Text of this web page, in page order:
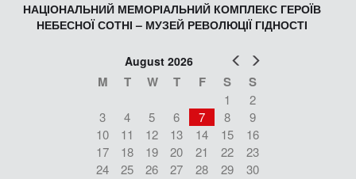
НАЦІОНАЛЬНИЙ МЕМОРІАЛЬНИЙ КОМПЛЕКС ГЕРОЇВ
НЕБЕСНОЇ СОТНІ – МУЗЕЙ РЕВОЛЮЦІЇ ГІДНОСТІ
Prev
August 2026
M T W T F S S
1
2
3
4 5 6 7 8
9
10
11 12 13 14 15
16
17
18 19 20 21 22
23
24
25 26 27 28 29
30